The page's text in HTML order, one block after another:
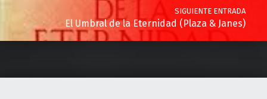
SIGUIENTE ENTRADA
El Umbral de la Eternidad (Plaza & Janes)